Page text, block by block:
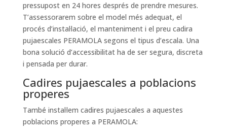
pressupost en 24 hores després de prendre mesures.
T’assessorarem sobre el model més adequat, el
procés d’instal·lació, el manteniment i el preu cadira
pujaescales PERAMOLA segons el tipus d’escala. Una
bona solució d’accessibilitat ha de ser segura, discreta
i pensada per durar.
Cadires pujaescales a poblacions
properes
També instal·lem cadires pujaescales a aquestes
poblacions properes a PERAMOLA: